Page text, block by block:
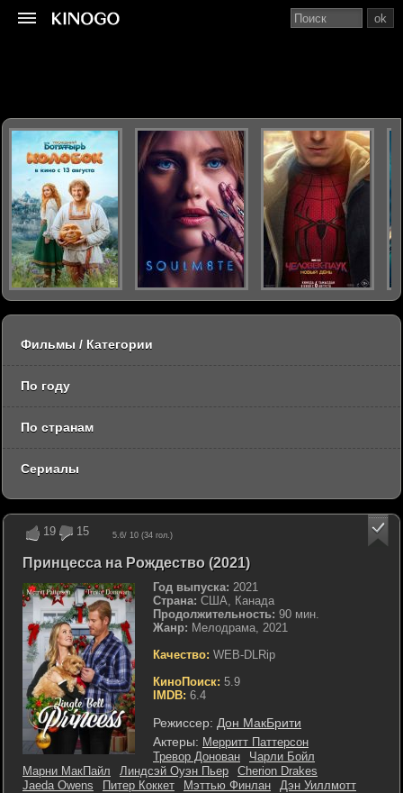
19 15 5.6/ 10 (34 гол.)
Принцесса на Рождество (2021)
Год выпуска: 2021
Страна: США, Канада
Продолжительность: 90 мин.
Жанр: Мелодрама, 2021
Качество: WEB-DLRip
КиноПоиск: 5.9
IMDB: 6.4
Режиссер: Дон МакБрити
Актеры: Мерритт Паттерсон
Тревор Донован
Чарли Бойл
Марни МакПайл
Линдсэй Оуэн Пьер
Cherion Drakes
Jaeda Owens
Питер Коккет Мэттью Финлан Дэн Уиллмотт
ok
Фильмы / Категории
По году
По странам
Сериалы